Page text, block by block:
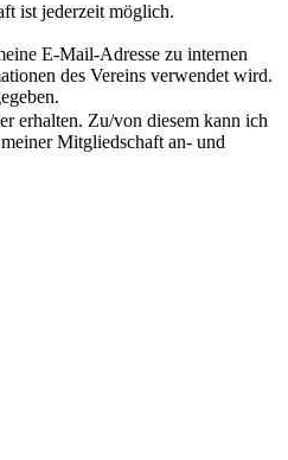
ist jederzeit möglich.
E-Mail-Adresse zu internen
des Vereins verwendet wird.
erhalten. Zu/von diesem kann ich
Mitgliedschaft an- und